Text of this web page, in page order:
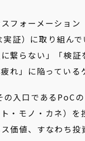
フォーメーショ
証）に取り組ん
繋らない」「検証
れ」に陥っている
の入口であるPoC
・モノ・カネ）
価値、すなわち